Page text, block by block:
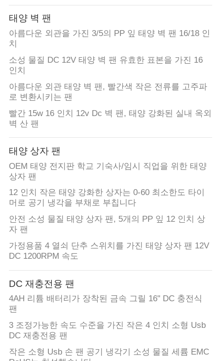
하
기
조
회
를
요
청
하
다
사
이
트
맵
PRIVACY
POLICY
태양 벽 팬
아름다운 외관을 가진 3/5의 PP 잎 태양 벽 팬 16/18 인
치
소성 물질 DC 12V 태양 벽 팬 유효한 표본을 가진 16
인치
아름다운 외관 태양 벽 팬, 빨간색 작은 전류를 고주파
로 변환시키는 팬
빨간 15w 16 인치 12v Dc 벽 팬, 태양 강화된 실내 옥외
벽 산 팬
태양 상자 팬
OEM 태양 전지판 학교 기숙사/임시 직업을 위한 태양
상자 팬
12 인치 작은 태양 강화한 상자는 0-60 최소한도 타이
머로 공기 냉각을 부채로 부칩니다
안전 소성 물질 태양 상자 팬, 5개의 PP 잎 12 인치 상
자 팬
가정용품 4 열쇠 단추 스위치를 가진 태양 상자 팬 12V
DC 1200RPM 속도
DC 재충전용 팬
4AH 리튬 배터리가 장착된 금속 그릴 16" DC 충전식
팬
3 조정가능한 속도 수준을 가진 작은 4 인치 소형 Usb
DC 재충전용 팬
작은 소형 Usb 손 팬 공기 냉각기 소성 물질 세륨 EMC